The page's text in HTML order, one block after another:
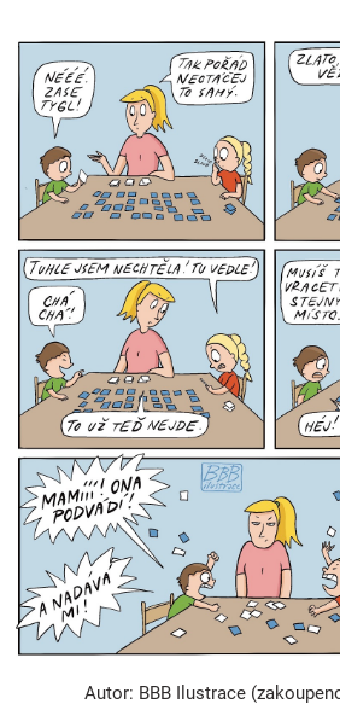
Autor: BBB Ilustrace